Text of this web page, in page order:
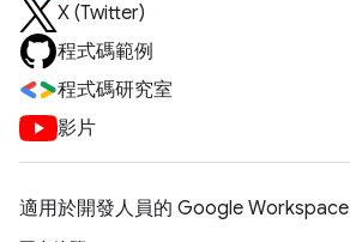
X (Twitter)
程式碼範例
程式碼研究室
影片
適用於開發人員的 Google Workspace